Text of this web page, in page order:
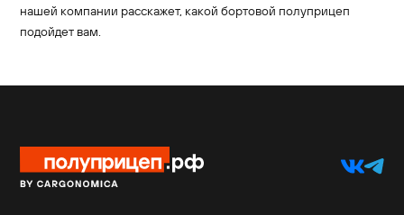
нашей компании расскажет, какой бортовой полуприцеп
подойдет вам.